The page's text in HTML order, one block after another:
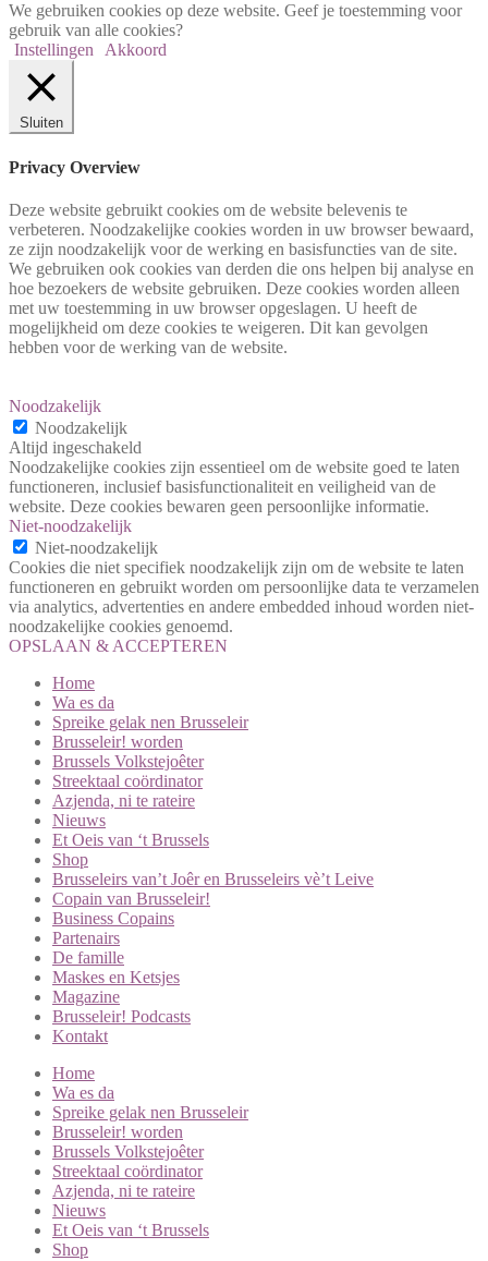
We gebruiken cookies op deze website. Geef je toestemming voor
gebruik van alle cookies?
Instellingen
Akkoord
Sluiten
Privacy Overview
Deze website gebruikt cookies om de website belevenis te
verbeteren. Noodzakelijke cookies worden in uw browser bewaard,
ze zijn noodzakelijk voor de werking en basisfuncties van de site.
We gebruiken ook cookies van derden die ons helpen bij analyse en
hoe bezoekers de website gebruiken. Deze cookies worden alleen
met uw toestemming in uw browser opgeslagen. U heeft de
mogelijkheid om deze cookies te weigeren. Dit kan gevolgen
hebben voor de werking van de website.
Noodzakelijk
Noodzakelijk
Altijd ingeschakeld
Noodzakelijke cookies zijn essentieel om de website goed te laten
functioneren, inclusief basisfunctionaliteit en veiligheid van de
website. Deze cookies bewaren geen persoonlijke informatie.
Niet-noodzakelijk
Niet-noodzakelijk
Cookies die niet specifiek noodzakelijk zijn om de website te laten
functioneren en gebruikt worden om persoonlijke data te verzamelen
via analytics, advertenties en andere embedded inhoud worden niet-
noodzakelijke cookies genoemd.
OPSLAAN & ACCEPTEREN
Home
Wa es da
Spreike gelak nen Brusseleir
Brusseleir! worden
Brussels Volkstejoêter
Streektaal coördinator
Azjenda, ni te rateire
Nieuws
Et Oeis van ‘t Brussels
Shop
Brusseleirs van’t Joêr en Brusseleirs vè’t Leive
Copain van Brusseleir!
Business Copains
Partenairs
De famille
Maskes en Ketsjes
Magazine
Brusseleir! Podcasts
Kontakt
Home
Wa es da
Spreike gelak nen Brusseleir
Brusseleir! worden
Brussels Volkstejoêter
Streektaal coördinator
Azjenda, ni te rateire
Nieuws
Et Oeis van ‘t Brussels
Shop